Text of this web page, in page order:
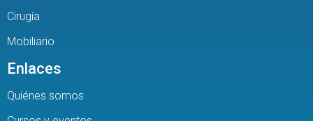
Cirugía
Mobiliario
Enlaces
Quiénes somos